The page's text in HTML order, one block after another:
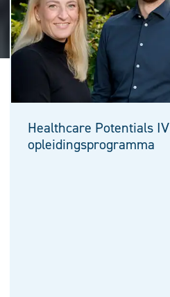
Healthcare Potentials IV
opleidingsprogramma